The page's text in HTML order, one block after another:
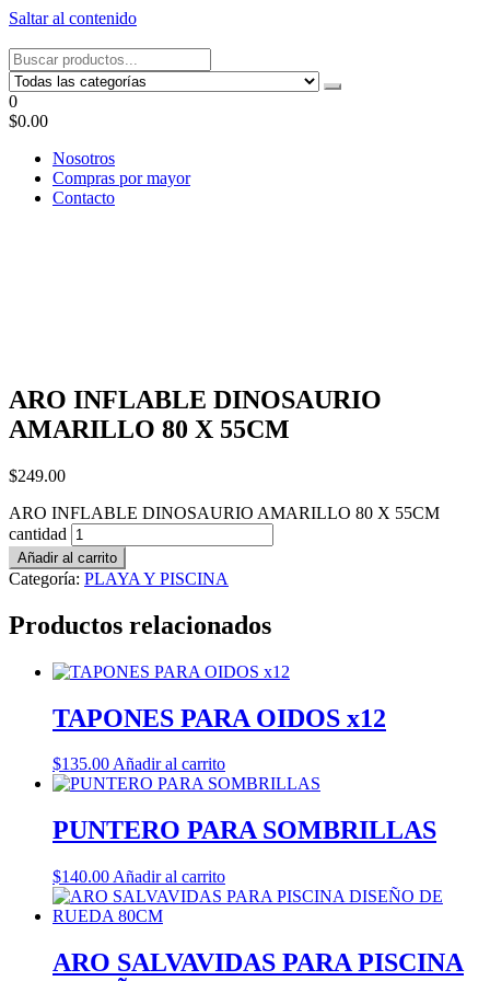
Saltar al contenido
Tel: 22087679 – Cel: 097 822122 – Joaquín Requena 2459
0
$0.00
Nosotros
Compras por mayor
Contacto
ARO INFLABLE DINOSAURIO
AMARILLO 80 X 55CM
$249.00
ARO INFLABLE DINOSAURIO AMARILLO 80 X 55CM
cantidad
Añadir al carrito
Categoría: PLAYA Y PISCINA
Productos relacionados
TAPONES PARA OIDOS x12
$135.00Añadir al carrito
PUNTERO PARA SOMBRILLAS
$140.00 Añadir al carrito
ARO SALVAVIDAS PARA PISCINA